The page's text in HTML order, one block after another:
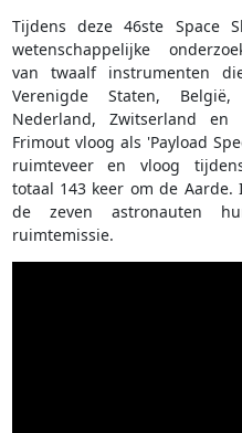
Tijdens deze 46ste Space
wetenschappelijke
van twaalf instrumenten
Verenigde Staten,
Nederland, Zwitserland
Frimout vloog als 'Payload
ruimteveer en vloog
totaal 143 keer om de
de zeven astronauten
ruimtemissie.